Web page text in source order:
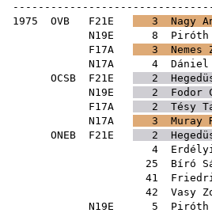
1975 OVB F21E 3 Nagy
N19E 8 Piróth
F17A
3
N17A 4
OCSB F21E 2
N19E
2 Fodor
F17A
2 Tésy
N17A
3 Muray
ONEB F21E 2
4
25
Bíró
41
42
Vasy
N19E 5
Piróth